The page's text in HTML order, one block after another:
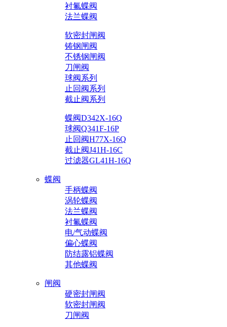
衬氟蝶阀
法兰蝶阀
软密封闸阀
铸钢闸阀
不锈钢闸阀
刀闸阀
球阀系列
止回阀系列
截止阀系列
蝶阀D342X-16Q
球阀Q341F-16P
止回阀H77X-16Q
截止阀J41H-16C
过滤器GL41H-16Q
蝶阀
手柄蝶阀
涡轮蝶阀
法兰蝶阀
衬氟蝶阀
电/气动蝶阀
偏心蝶阀
防结露铝蝶阀
其他蝶阀
闸阀
硬密封闸阀
软密封闸阀
刀闸阀